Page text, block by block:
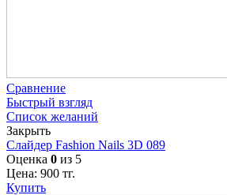
Сравнение
Быстрый взгляд
Список желаний
Закрыть
Слайдер Fashion Nails 3D 089
Оценка 0 из 5
Цена: 900 тг.
Купить